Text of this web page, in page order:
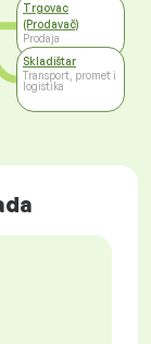
Trgovac
(Prodavač)
Prodaja
Skladištar
Transport, promet i
logistika